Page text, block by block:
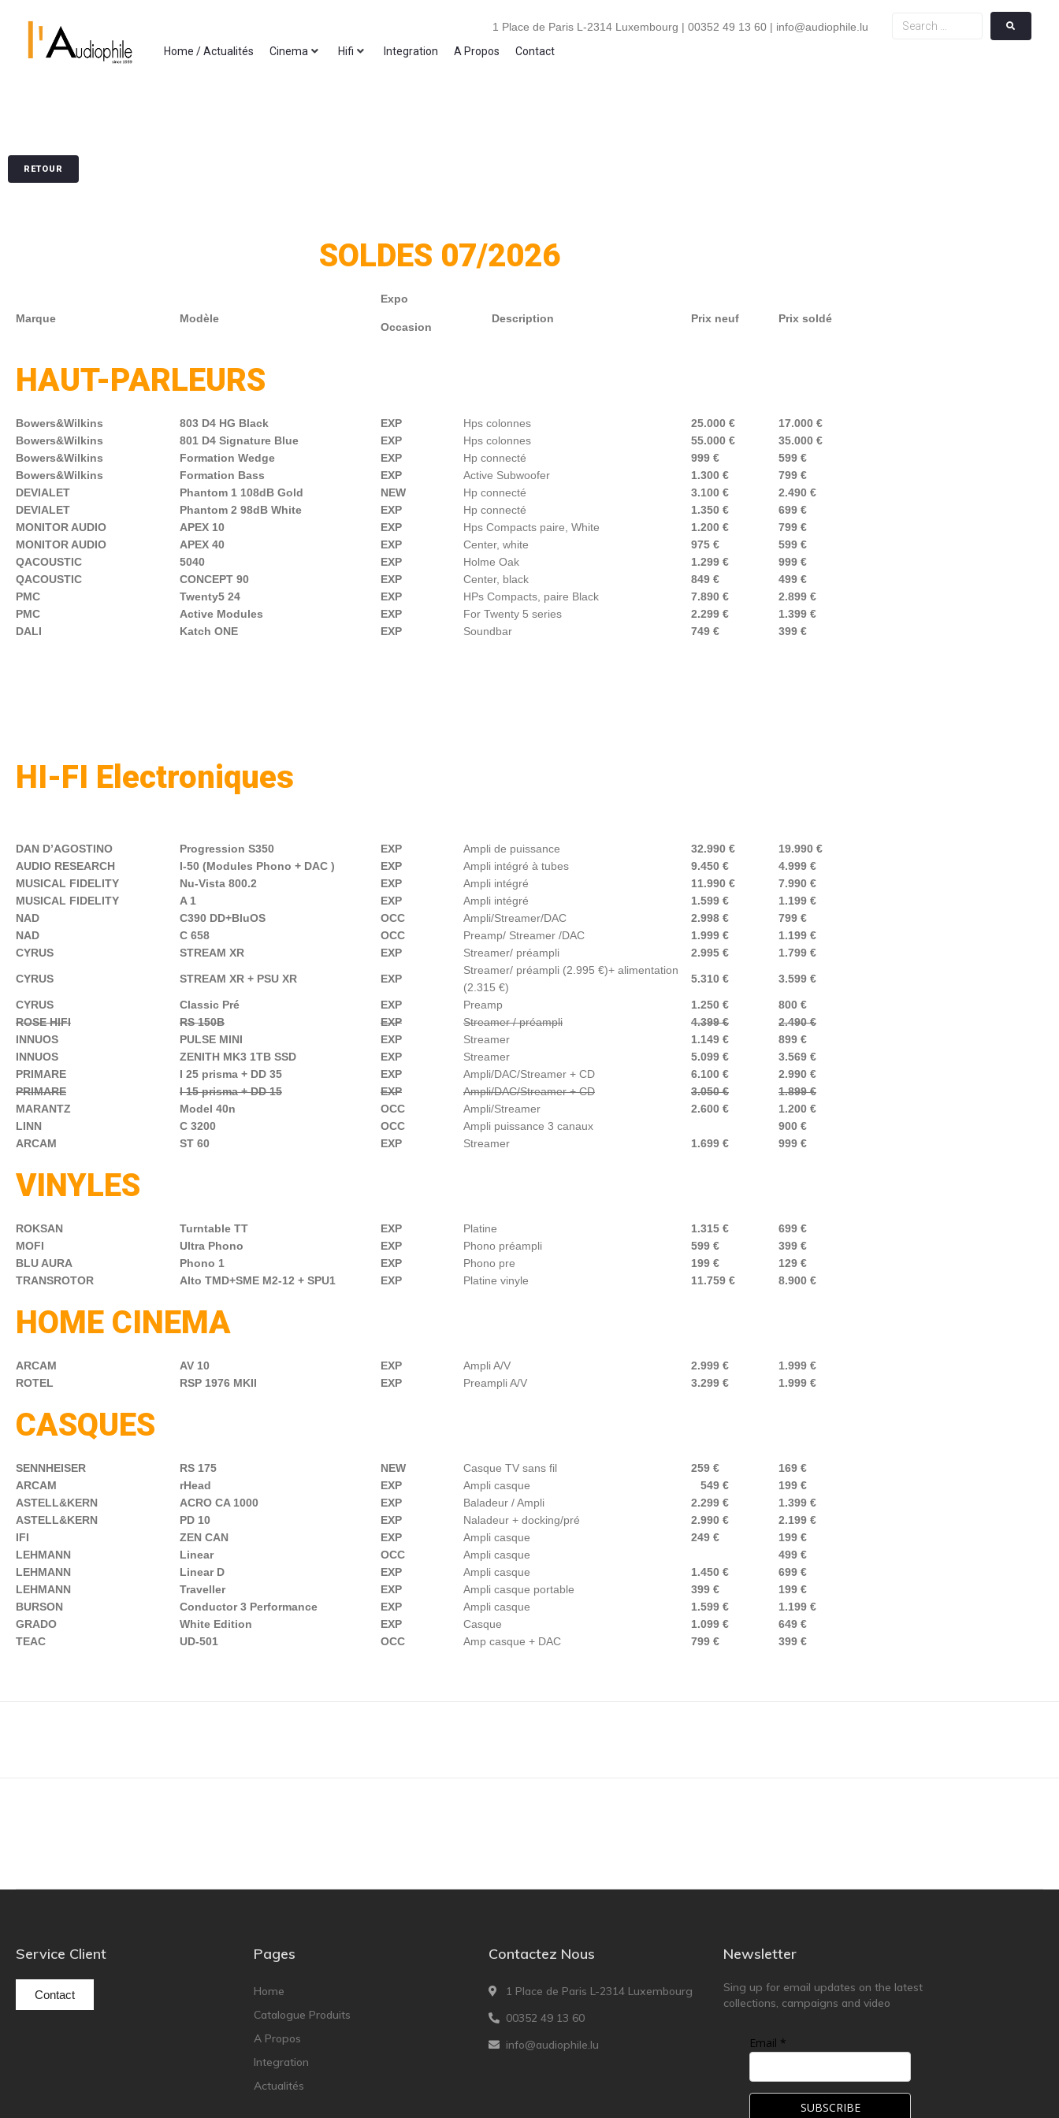
1 Place de Paris L-2314 Luxembourg | 00352 49 13 60 | info@audiophile.lu
Home / Actualités
Cinema Hifi Integration A Propos Contact
RETOUR
SOLDES 07/2026
Marque Modèle
Expo
Occasion
Description Prix neuf Prix soldé
HAUT-PARLEURS
Bowers&Wilkins 803 D4 HG Black EXP Hps colonnes 25.000 €
17.000 €
Bowers&Wilkins
801 D4 Signature Blue EXP Hps colonnes 55.000 €
35.000 €
Bowers&Wilkins
Formation Wedge EXP Hp connecté 999 €
599 €
Bowers&Wilkins
Formation Bass EXP Active Subwoofer 1.300 €
799 €
DEVIALET
Phantom 1 108dB Gold NEW Hp connecté 3.100 €
2.490 €
DEVIALET
Phantom 2 98dB White EXP Hp connecté 1.350 €
699 €
MONITOR AUDIO
APEX 10 EXP Hps Compacts paire, White 1.200 €
799 €
MONITOR AUDIO
APEX 40 EXP Center, white 975 €
599 €
QACOUSTIC
5040 EXP Holme Oak 1.299 €
999 €
QACOUSTIC
CONCEPT 90 EXP Center, black 849 €
499 €
PMC
Twenty5 24 EXP HPs Compacts, paire Black 7.890 €
2.899 €
PMC
Active Modules EXP For Twenty 5 series 2.299 €
1.399 €
DALI
Katch ONE EXP Soundbar 749 € 399 €
HI-FI Electroniques
DAN D’AGOSTINO Progression S350 EXP Ampli de puissance 32.990 €
19.990 €
AUDIO RESEARCH
I-50 (Modules Phono + DAC ) EXP Ampli intégré à tubes 9.450 €
4.999 €
MUSICAL FIDELITY
Nu-Vista 800.2 EXP Ampli intégré 11.990 €
7.990 €
MUSICAL FIDELITY
A 1 EXP Ampli intégré 1.599 €
1.199 €
NAD
C390 DD+BluOS OCC Ampli/Streamer/DAC 2.998 €
799 €
NAD
C 658 OCC Preamp/ Streamer /DAC 1.999 €
1.199 €
CYRUS
STREAM XR EXP Streamer/ préampli 2.995 € 1.799 €
CYRUS STREAM XR + PSU XR EXP
Streamer/ préampli (2.995 €)+ alimentation
(2.315 €)
5.310 € 3.599 €
CYRUS Classic Pré EXP Preamp 1.250 €
800 €
ROSE HIFI
RS 150B EXP Streamer / préampli 4.399 €
2.490 €
INNUOS
PULSE MINI EXP Streamer 1.149 €
899 €
INNUOS
ZENITH MK3 1TB SSD EXP Streamer 5.099 €
3.569 €
PRIMARE
I 25 prisma + DD 35 EXP Ampli/DAC/Streamer + CD 6.100 €
2.990 €
PRIMARE
I 15 prisma + DD 15 EXP Ampli/DAC/Streamer + CD 3.050 €
1.899 €
MARANTZ
Model 40n OCC Ampli/Streamer 2.600 €
1.200 €
LINN
C 3200 OCC Ampli puissance 3 canaux
900 €
ARCAM
ST 60 EXP Streamer 1.699 € 999 €
VINYLES
ROKSAN Turntable TT EXP Platine 1.315 €
699 €
MOFI
Ultra Phono EXP Phono préampli 599 €
399 €
BLU AURA
Phono 1 EXP Phono pre 199 €
129 €
TRANSROTOR
Alto TMD+SME M2-12 + SPU1 EXP Platine vinyle 11.759 € 8.900 €
HOME CINEMA
ARCAM AV 10 EXP Ampli A/V 2.999 €
1.999 €
ROTEL
RSP 1976 MKII EXP Preampli A/V 3.299 € 1.999 €
CASQUES
SENNHEISER RS 175 NEW Casque TV sans fil 259 €
169 €
ARCAM
rHead EXP Ampli casque 549 €
199 €
ASTELL&KERN
ACRO CA 1000 EXP Baladeur / Ampli 2.299 €
1.399 €
ASTELL&KERN
PD 10 EXP Naladeur + docking/pré 2.990 €
2.199 €
IFI
ZEN CAN EXP Ampli casque 249 €
199 €
LEHMANN
Linear OCC Ampli casque
499 €
LEHMANN
Linear D EXP Ampli casque 1.450 €
699 €
LEHMANN
Traveller EXP Ampli casque portable 399 €
199 €
BURSON
Conductor 3 Performance EXP Ampli casque 1.599 €
1.199 €
GRADO
White Edition EXP Casque 1.099 €
649 €
TEAC
UD-501 OCC Amp casque + DAC 799 € 399 €
Service Client
Contact
Pages
Home
Catalogue Produits
A Propos
Integration
Actualités
Contactez Nous
1 Place de Paris L-2314 Luxembourg
00352 49 13 60
info@audiophile.lu
Newsletter
Sing up for email updates on the latest
collections, campaigns and video
Email *